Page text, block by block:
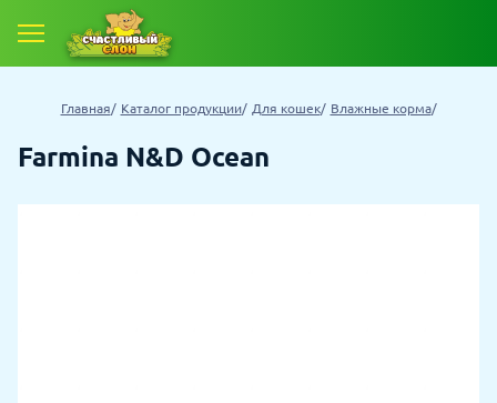
Главная Каталог продукции Для кошек Влажные корма
Farmina N&D Ocean